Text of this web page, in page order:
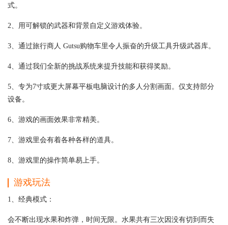
式。
2、用可解锁的武器和背景自定义游戏体验。
3、通过旅行商人 Gutsu购物车里令人振奋的升级工具升级武器库。
4、通过我们全新的挑战系统来提升技能和获得奖励。
5、专为7寸或更大屏幕平板电脑设计的多人分割画面。仅支持部分
设备。
6、游戏的画面效果非常精美。
7、游戏里会有着各种各样的道具。
8、游戏里的操作简单易上手。
游戏玩法
1、经典模式：
会不断出现水果和炸弹，时间无限。水果共有三次因没有切到而失